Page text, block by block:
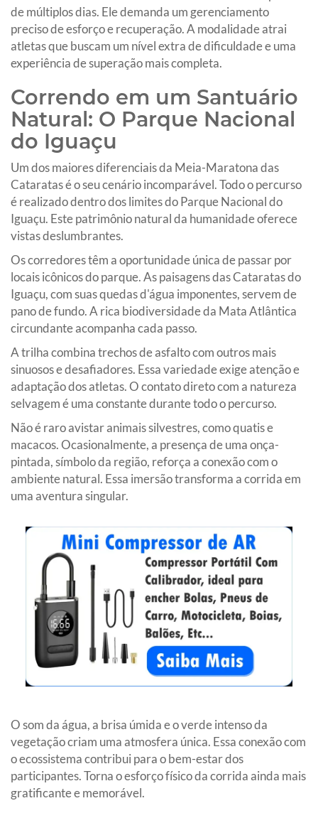
de múltiplos dias. Ele demanda um gerenciamento
preciso de esforço e recuperação. A modalidade atrai
atletas que buscam um nível extra de dificuldade e uma
experiência de superação mais completa.
Correndo em um Santuário
Natural: O Parque Nacional
do Iguaçu
Um dos maiores diferenciais da Meia-Maratona das
Cataratas é o seu cenário incomparável. Todo o percurso
é realizado dentro dos limites do Parque Nacional do
Iguaçu. Este patrimônio natural da humanidade oferece
vistas deslumbrantes.
Os corredores têm a oportunidade única de passar por
locais icônicos do parque. As paisagens das Cataratas do
Iguaçu, com suas quedas d'água imponentes, servem de
pano de fundo. A rica biodiversidade da Mata Atlântica
circundante acompanha cada passo.
A trilha combina trechos de asfalto com outros mais
sinuosos e desafiadores. Essa variedade exige atenção e
adaptação dos atletas. O contato direto com a natureza
selvagem é uma constante durante todo o percurso.
Não é raro avistar animais silvestres, como quatis e
macacos. Ocasionalmente, a presença de uma onça-
pintada, símbolo da região, reforça a conexão com o
ambiente natural. Essa imersão transforma a corrida em
uma aventura singular.
O som da água, a brisa úmida e o verde intenso da
vegetação criam uma atmosfera única. Essa conexão com
o ecossistema contribui para o bem-estar dos
participantes. Torna o esforço físico da corrida ainda mais
gratificante e memorável.